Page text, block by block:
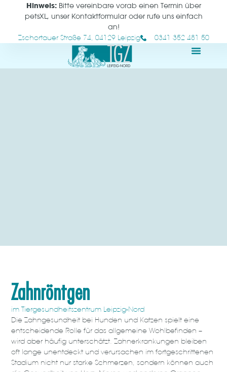
Hinweis:Bitte vereinbare vorab einen Termin über
petsXL, unser Kontaktformular oder rufe uns einfach
an!
Zschortauer Straße 74, 04129 Leipzig
0341 352 481 50
Zahnröntgen
im Tiergesundheitszentrum Leipzig-Nord
Die Zahngesundheit bei Hunden und Katzen spielt eine
entscheidende Rolle für das allgemeine Wohlbefinden –
wird aber häufig unterschätzt. Zahnerkrankungen bleiben
oft lange unentdeckt und verursachen im fortgeschrittenen
Stadium nicht nur starke Schmerzen, sondern können auch